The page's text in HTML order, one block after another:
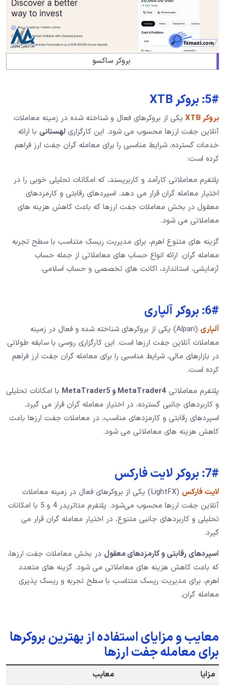
بروکر ساکسو
5#: بروکر XTB
بروکر XTB
یکی از بروکرهای فعال و شناخته شده در زمینه معاملات
آنلاین جفت ارزها محسوب می‌ شود. این کارگزاری لهستانی با ارائه
خدمات گسترده، شرایط مناسبی را برای معامله ‌گران جفت ارز فراهم
کرده است:
پلتفرم معاملاتی کارآمد و کاربرپسند، که امکانات تحلیلی خوبی را در
اختیار معامله ‌گران قرار می ‌دهد. اسپردهای رقابتی و کارمزدهای
معقول در بخش معاملات جفت ارزها که باعث کاهش هزینه‌ های
معاملاتی می ‌شود.
گزینه‌ های متنوع اهرم، برای مدیریت ریسک متناسب با سطح تجربه
معامله‌ گران. ارائه انواع حساب‌ های معاملاتی از جمله حساب
آزمایشی، استاندارد، اکانت‌ های تخصصی و حساب اسلامی.
6#: بروکر آلپاری
آلپاری
(Alpari) یکی از بروکرهای شناخته شده و فعال در زمینه
معاملات آنلاین جفت ارزها است. این کارگزاری روسی با سابقه طولانی
در بازارهای مالی، شرایط مناسبی را برای معامله گران جفت ارز فراهم
کرده است.
پلتفرم معاملاتی MetaTrader4 و MetaTrader5
با امکانات تحلیلی
و کاربردهای جانبی گسترده، در اختیار معامله گران قرار می گیرد.
اسپردهای رقابتی و کارمزدهای مناسب، در معاملات جفت ارزها باعث
کاهش هزینه های معاملاتی می شود.
7#: بروکر لایت فارکس
لایت فارکس
(LightFX) یکی از بروکرهای فعال در زمینه معاملات
آنلاین جفت ارزها محسوب می‌شود. پلتفرم متاتریدر 4 و 5 با امکانات
تحلیلی و کاربردهای جانبی متنوع، در اختیار معامله گران قرار می
گیرد.
اسپردهای رقابتی و کارمزدهای معقول در بخش معاملات جفت ارزها،
که باعث کاهش هزینه های معاملاتی می شود. گزینه های متعدد
اهرم، برای مدیریت ریسک متناسب با سطح تجربه و ریسک پذیری
معامله گران.
معایب و مزایای استفاده از بهترین بروکرها
برای معامله جفت ارزها
مزایا
معایب